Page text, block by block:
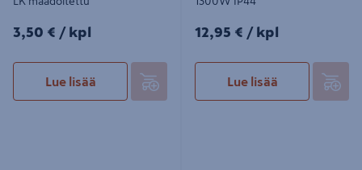
3,50€/kpl
3,50 € / kpl
Lue lisää
12,95€/kpl
12,95 € / kpl
Lue lisää